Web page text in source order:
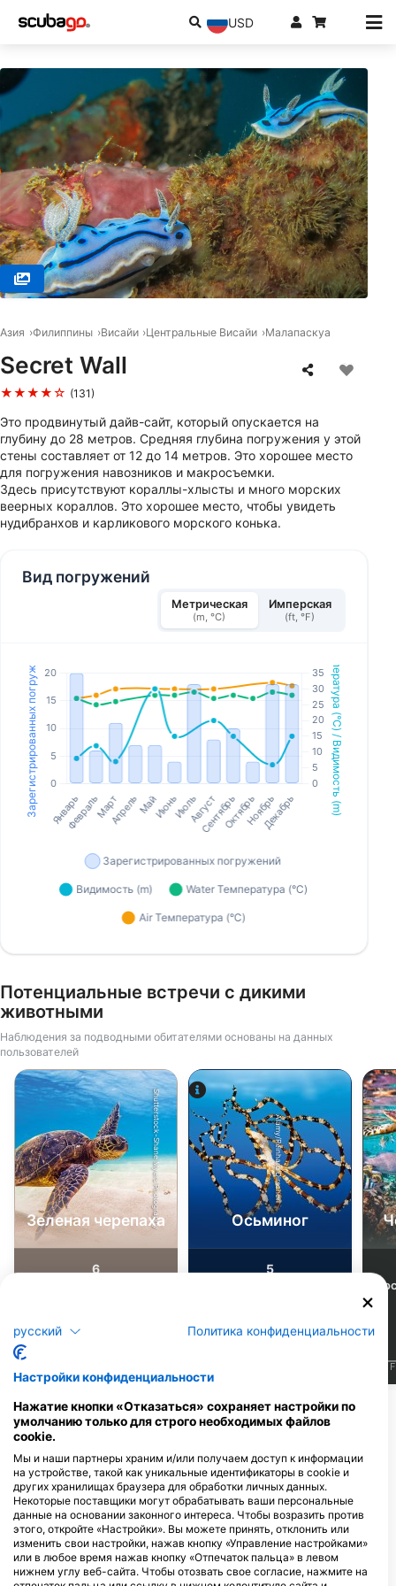
USD
Азия Филиппины Висайи Центральные Висайи Малапаскуа
Secret Wall
★★★★☆ (131)
Это продвинутый дайв-сайт, который опускается на
глубину до 28 метров. Средняя глубина погружения у этой
стены составляет от 12 до 14 метров. Это хорошее место
для погружения навозников и макросъемки.
Здесь присутствуют кораллы-хлысты и много морских
веерных кораллов. Это хорошее место, чтобы увидеть
нудибранхов и карликового морского конька.
Вид погружений
Метрическая
(m, °C)
Имперская
(ft, °F)
Потенциальные встречи с дикими
животными
Наблюдения за подводными обитателями основаны на данных
пользователей
Shutterstock-Shane Myers Photography
Зеленая черепаха
6
Alamy/Reinhard Dirscherl
Осьминог
5
F
Показать больше животных
Дайв-центры, обслуживающие этот
дайв-сайт
Atlas Divers Malapascua,
Atlas Divers Philippines, Inc.
Malapascua Island, Barrio Proper,
DiverGems Diving Center
Malapascua Island, 6013
Daanbantayan, Cebu -
ФИЛИППИНЫ
русский Политика конфиденциальности
Настройки конфиденциальности
Нажатие кнопки «Отказаться» сохраняет настройки по
умолчанию только для строго необходимых файлов
cookie.
Мы и наши партнеры храним и/или получаем доступ к информации
на устройстве, такой как уникальные идентификаторы в cookie и
других хранилищах браузера для обработки личных данных.
Некоторые поставщики могут обрабатывать ваши персональные
данные на основании законного интереса. Чтобы возразить против
этого, откройте «Настройки». Вы можете принять, отклонить или
изменить свои настройки, нажав кнопку «Управление настройками»
или в любое время нажав кнопку «Отпечаток пальца» в левом
нижнем углу веб-сайта. Чтобы отозвать свое согласие, нажмите на